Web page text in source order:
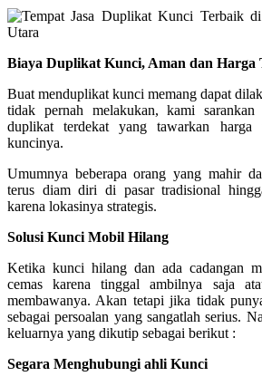
Biaya Duplikat Kunci, Aman dan Harga
Buat menduplikat kunci memang dapat
tidak pernah melakukan, kami
duplikat terdekat yang tawarkan harga
kuncinya.
Umumnya beberapa orang yang mahir
terus diam diri di pasar tradisional
karena lokasinya strategis.
Solusi Kunci Mobil Hilang
Ketika kunci hilang dan ada cadangan
cemas karena tinggal ambilnya saja
membawanya. Akan tetapi jika tidak
sebagai persoalan yang sangatlah serius.
keluarnya yang dikutip sebagai berikut :
Segara Menghubungi ahli Kunci